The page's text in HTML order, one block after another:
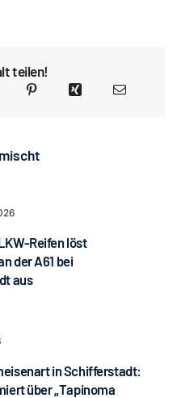
teilen!
Reifen löst
der A61 bei
aus
in Schifferstadt:
über „Tapinoma